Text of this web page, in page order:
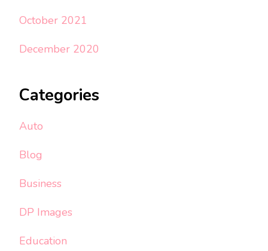
October 2021
December 2020
Categories
Auto
Blog
Business
DP Images
Education